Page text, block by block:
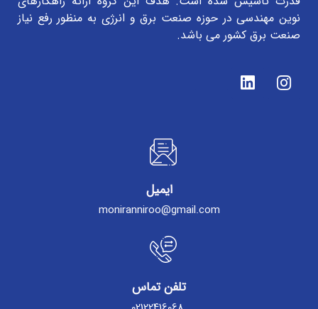
نوین مهندسی در حوزه صنعت برق و انرژی به منظور رفع نیاز
صنعت برق کشور می باشد.
ایمیل
moniranniroo@gmail.com
تلفن تماس